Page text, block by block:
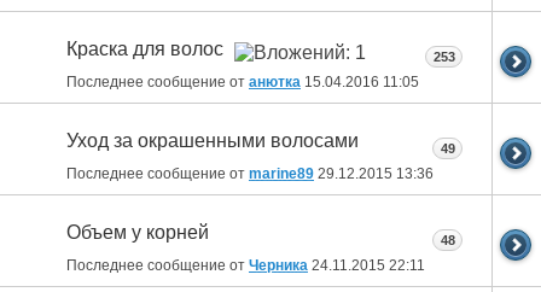
Краска для волос
Последнее сообщение от анютка 15.04.2016 11:05
253
Уход за окрашенными волосами
Последнее сообщение от marine89 29.12.2015 13:36
49
Объем у корней
Последнее сообщение от Черника 24.11.2015 22:11
48